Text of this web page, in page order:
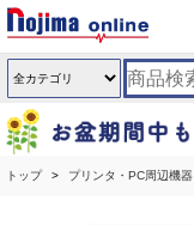
トップ プリンタ・PC周辺機器